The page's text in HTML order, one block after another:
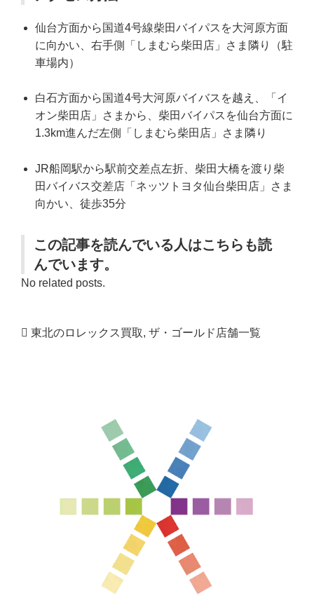
仙台方面から国道4号線柴田バイパスを大河原方面
に向かい、右手側「しまむら柴田店」さま隣り（駐
車場内）
白石方面から国道4号大河原バイバスを越え、「イ
オン柴田店」さまから、柴田バイパスを仙台方面に
1.3km進んだ左側「しまむら柴田店」さま隣り
JR船岡駅から駅前交差点左折、柴田大橋を渡り柴
田バイバス交差店「ネッツトヨタ仙台柴田店」さま
向かい、徒歩35分
この記事を読んでいる人はこちらも読
んでいます。
No related posts.
東北のロレックス買取, ザ・ゴールド店舗一覧